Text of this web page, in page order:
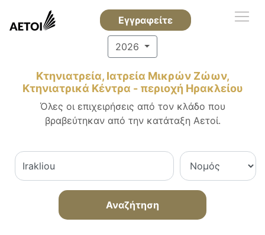
Εγγραφείτε
2026
Κτηνιατρεία, Ιατρεία Μικρών Ζώων,
Κτηνιατρικά Κέντρα - περιοχή Ηρακλείου
Όλες οι επιχειρήσεις από τον κλάδο που
βραβεύτηκαν από την κατάταξη Αετοί.
Αναζήτηση